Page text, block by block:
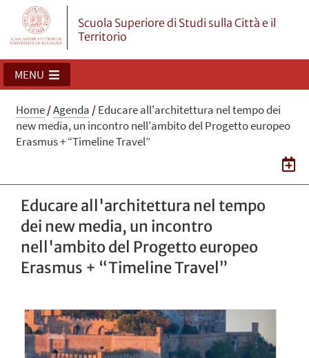
Scuola Superiore di Studi sulla Città e il
Territorio
MENU
Home/Agenda /Educare all'architettura nel tempo dei
new media, un incontro nell'ambito del Progetto europeo
Erasmus + “Timeline Travel”
Educare all'architettura nel tempo
dei new media, un incontro
nell'ambito del Progetto europeo
Erasmus + “Timeline Travel”